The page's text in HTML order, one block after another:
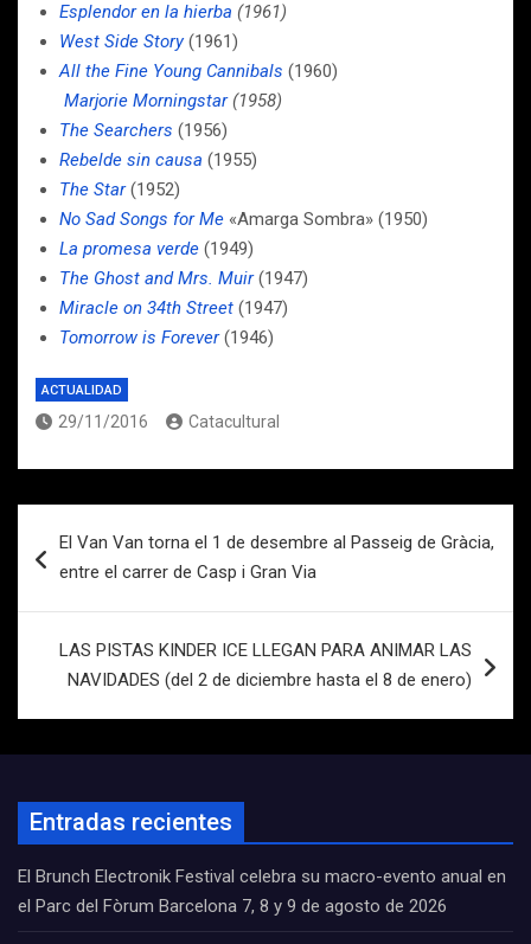
Esplendor en la hierba (1961)
West Side Story(1961)
All the Fine Young Cannibals (1960)
Marjorie Morningstar(1958)
The Searchers (1956)
Rebelde sin causa (1955)
The Star(1952)
No Sad Songs for Me «Amarga Sombra» (1950)
La promesa verde (1949)
The Ghost and Mrs. Muir(1947)
Miracle on 34th Street (1947)
Tomorrow is Forever(1946)
ACTUALIDAD
29/11/2016 Catacultural
de
El Van Van torna el 1 de desembre al Passeig de Gràcia,
entre el carrer de Casp i Gran Via
LAS PISTAS KINDER ICE LLEGAN PARA ANIMAR LAS
NAVIDADES (del 2 de diciembre hasta el 8 de enero)
Entradas recientes
El Brunch Electronik Festival celebra su macro-evento anual en
el Parc del Fòrum Barcelona 7, 8 y 9 de agosto de 2026